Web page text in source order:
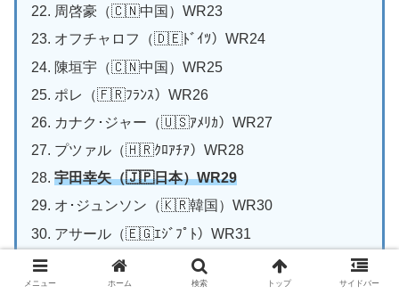
周啓豪（🇨🇳中国）WR23
オフチャロフ（🇩🇪ﾄﾞｲﾂ）WR24
陳垣宇（🇨🇳中国）WR25
ポレ（🇫🇷ﾌﾗﾝｽ）WR26
カナク･ジャー（🇺🇸ｱﾒﾘｶ）WR27
プツァル（🇭🇷ｸﾛｱﾁｱ）WR28
宇田幸矢（🇯🇵日本）WR29
オ･ジュンソン（🇰🇷韓国）WR30
アサール（🇪🇬ｴｼﾞﾌﾟﾄ）WR31
A.シェルベリ（🇸🇪ｽｳｪｰﾃﾞﾝ）WR32
篠塚大登（🇯🇵日本）WR33
メニュー ホーム 検索 トップ サイドバー